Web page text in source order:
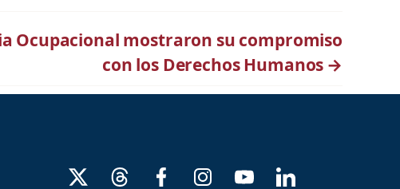
Ocupacional mostraron su compromiso
con los Derechos Humanos →